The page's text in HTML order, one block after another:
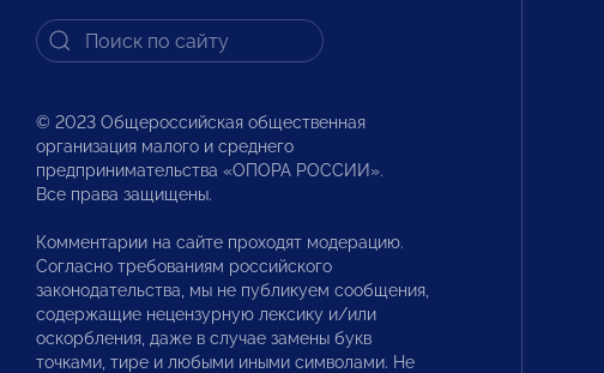
© 2023 Общероссийская общественная
организация малого и среднего
предпринимательства «ОПОРА РОССИИ».
Все права защищены.
Комментарии на сайте проходят модерацию.
Согласно требованиям российского
законодательства, мы не публикуем сообщения,
содержащие нецензурную лексику и/или
оскорбления, даже в случае замены букв
точками, тире и любыми иными символами. Не